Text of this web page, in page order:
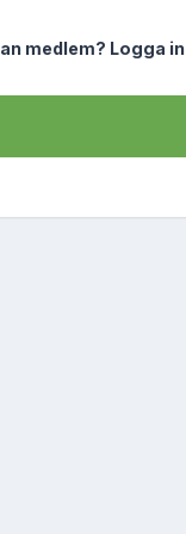
medlem? Logga in